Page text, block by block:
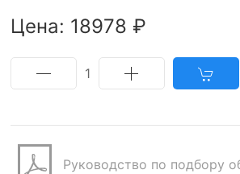
Цена: 18978 ₽
1
Руководство по подбору